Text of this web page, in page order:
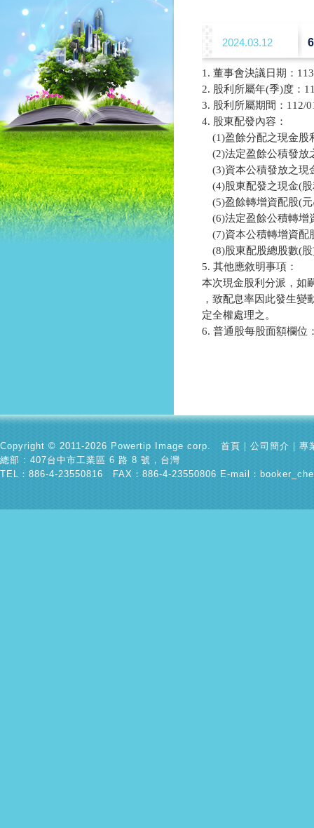
2024.03.12
1. 董事會決議日期：
2. 股利所屬年(季)度：
3. 股利所屬期間：112/
4. 股東配發內容：
(1)盈餘分配之現金股
(2)法定盈餘公積發放
(3)資本公積發放之現
(4)股東配發之現金(股
(5)盈餘轉增資配股(元
(6)法定盈餘公積轉增
(7)資本公積轉增資配
(8)股東配股總股數(股
5. 其他應敘明事項：
本次現金股利分派，如
，致配息率因此發生
定全權處理之。
6. 普通股每股面額欄位
Copyright © 2011-2026 Powertip Image corp. 首頁 ｜ 公司簡介 ｜ 專
總部 : 407台中市工業區 6 路 8 號，台灣
TEL：886-4-23550816 FAX：886-4-23550806 E-mail：